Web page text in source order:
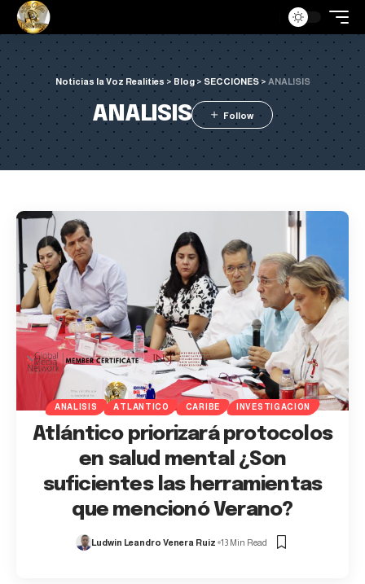
Noticias la Voz Realities > Blog> SECCIONES> ANALISIS
ANALISIS
ANALISIS ATLANTICO CARIBE INVESTIGACION
Atlántico priorizará protocolos
en salud mental ¿Son
suficientes las herramientas
que mencionó Verano?
Ludwin Leandro Venera Ruiz 13 Min Read